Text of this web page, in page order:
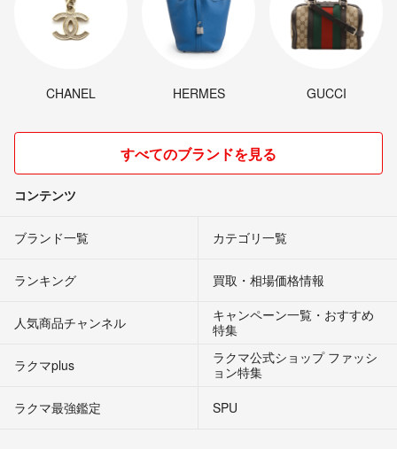
CHANEL HERMES GUCCI
すべてのブランドを見る
コンテンツ
ブランド一覧 カテゴリ一覧
ランキング 買取・相場価格情報
人気商品チャンネル
キャンペーン一覧・おすすめ
特集
ラクマplus
ラクマ公式ショップ ファッシ
ョン特集
ラクマ最強鑑定
SPU